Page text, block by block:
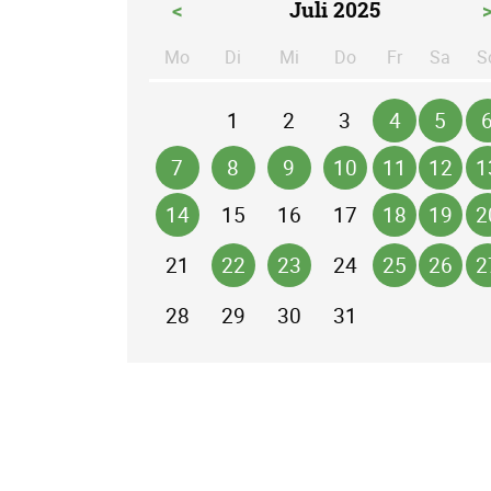
< Juli 2025 >
Mo ntagDi enstag
Mi ttwoch
Do nnerstag
Fr eitag
Sa
1 2 3 4 5
6
7
8 9 10 11 12
14
15 16 17 18 19
21
22 23 24 25 26
28
29 30 31